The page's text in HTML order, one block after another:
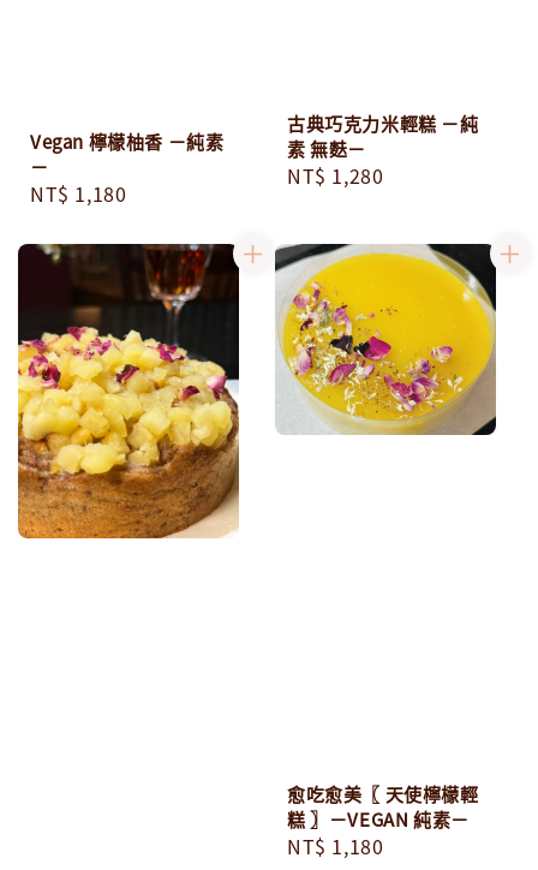
Vegan 檸檬柚香 －純素
－
Regular
NT$ 1,180
古典巧克力米輕糕 －純
素 無麩－
Regular
NT$ 1,280
愈吃愈美〖 天使檸檬輕
糕 〗－VEGAN 純素－
Regular
NT$ 1,180